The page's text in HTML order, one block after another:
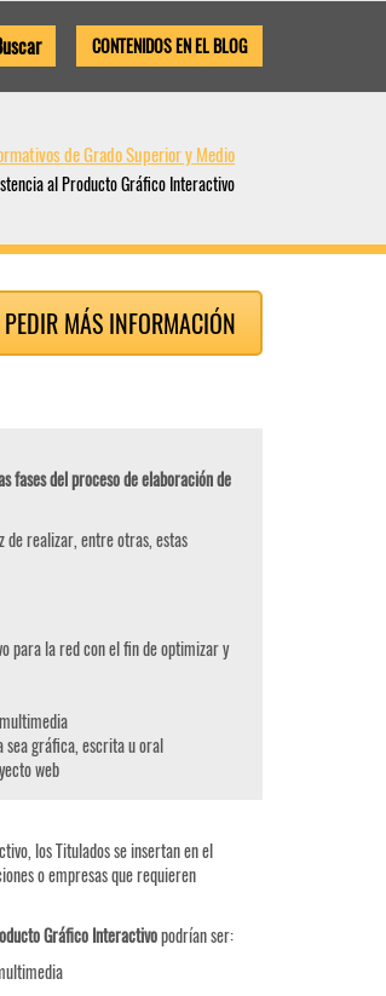
CONTENIDOS EN EL BLOG
de Grado Superior y Medio
al Producto Gráfico Interactivo
PEDIR MÁS INFORMACIÓN
fases del proceso de elaboración de
de realizar, entre otras, estas
para la red con el fin de optimizar y
gráfica, escrita u oral
web
los Titulados se insertan en el
o empresas que requieren
Gráfico Interactivopodrían ser: